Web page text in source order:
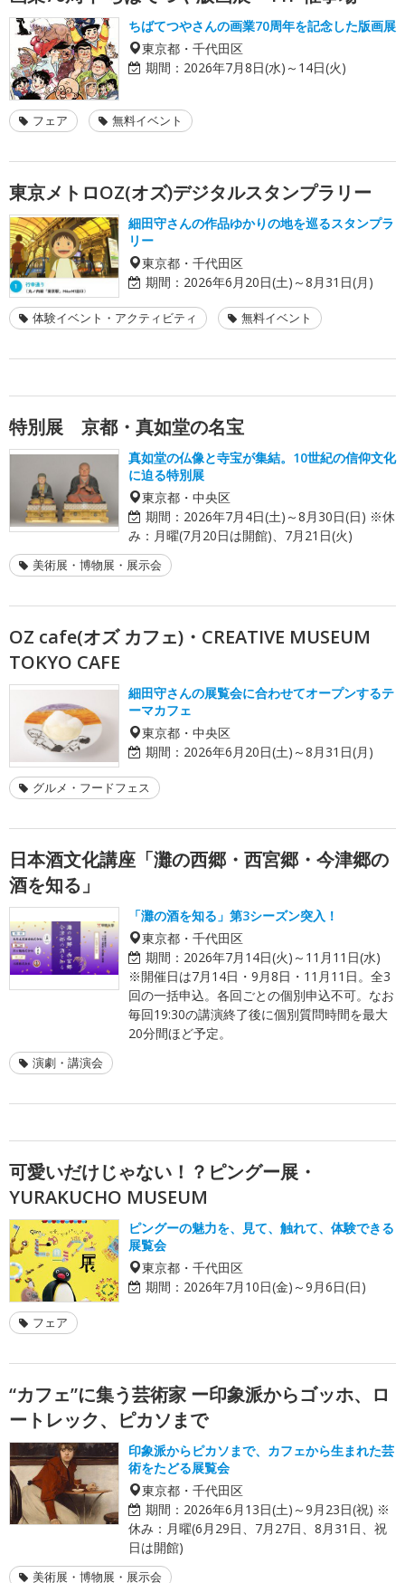
ちばてつやさんの画業70周年を記念した版画展
東京都・千代田区
期間： 2026年7月8日(水)～14日(火)
フェア 無料イベント
東京メトロOZ(オズ)デジタルスタンプラリー
細田守さんの作品ゆかりの地を巡るスタンプラ
リー
東京都・千代田区
期間： 2026年6月20日(土)～8月31日(月)
体験イベント・アクティビティ 無料イベント
特別展 京都・真如堂の名宝
真如堂の仏像と寺宝が集結。10世紀の信仰文化
に迫る特別展
東京都・中央区
期間： 2026年7月4日(土)～8月30日(日) ※休
み：月曜(7月20日は開館)、7月21日(火)
美術展・博物展・展示会
OZ cafe(オズ カフェ)・CREATIVE MUSEUM
TOKYO CAFE
細田守さんの展覧会に合わせてオープンするテ
ーマカフェ
東京都・中央区
期間： 2026年6月20日(土)～8月31日(月)
グルメ・フードフェス
日本酒文化講座「灘の西郷・西宮郷・今津郷の
酒を知る」
「灘の酒を知る」第3シーズン突入！
東京都・千代田区
期間： 2026年7月14日(火)～11月11日(水)
※開催日は7月14日・9月8日・11月11日。全3
回の一括申込。各回ごとの個別申込不可。なお
毎回19:30の講演終了後に個別質問時間を最大
20分間ほど予定。
演劇・講演会
可愛いだけじゃない！？ピングー展・
YURAKUCHO MUSEUM
ピングーの魅力を、見て、触れて、体験できる
展覧会
東京都・千代田区
期間： 2026年7月10日(金)～9月6日(日)
フェア
“カフェ”に集う芸術家 ー印象派からゴッホ、ロ
ートレック、ピカソまで
印象派からピカソまで、カフェから生まれた芸
術をたどる展覧会
東京都・千代田区
期間： 2026年6月13日(土)～9月23日(祝) ※
休み：月曜(6月29日、7月27日、8月31日、祝
日は開館)
美術展・博物展・展示会